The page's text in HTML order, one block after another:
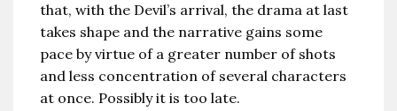
that, with the Devil’s arrival, the drama at last
takes shape and the narrative gains some
pace by virtue of a greater number of shots
and less concentration of several characters
at once. Possibly it is too late.